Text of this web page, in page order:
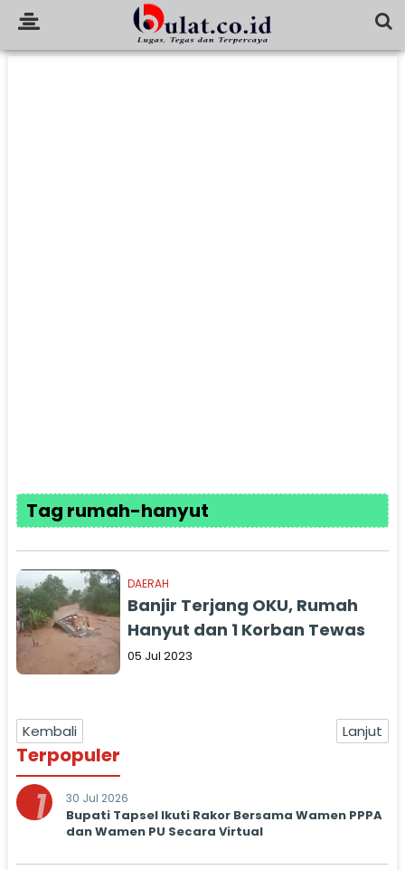
Tag rumah-hanyut
DAERAH
Banjir Terjang OKU, Rumah
Hanyut dan 1 Korban Tewas
05 Jul 2023
Kembali Lanjut
Terpopuler
1 30 Jul 2026
Bupati Tapsel Ikuti Rakor Bersama Wamen PPPA
dan Wamen PU Secara Virtual